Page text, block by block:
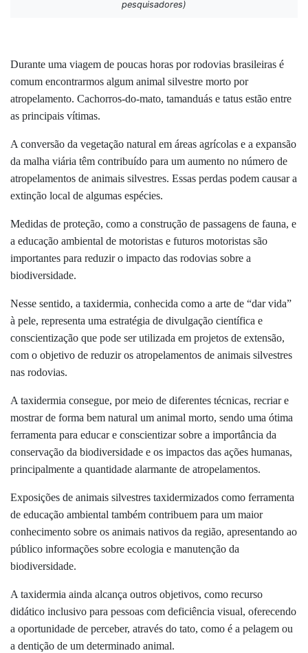
pesquisadores)
Durante uma viagem de poucas horas por rodovias brasileiras é
comum encontrarmos algum animal silvestre morto por
atropelamento. Cachorros-do-mato, tamanduás e tatus estão entre
as principais vítimas.
A conversão da vegetação natural em áreas agrícolas e a expansão
da malha viária têm contribuído para um aumento no número de
atropelamentos de animais silvestres. Essas perdas podem causar a
extinção local de algumas espécies.
Medidas de proteção, como a construção de passagens de fauna, e
a educação ambiental de motoristas e futuros motoristas são
importantes para reduzir o impacto das rodovias sobre a
biodiversidade.
Nesse sentido, a taxidermia, conhecida como a arte de “dar vida”
à pele, representa uma estratégia de divulgação científica e
conscientização que pode ser utilizada em projetos de extensão,
com o objetivo de reduzir os atropelamentos de animais silvestres
nas rodovias.
A taxidermia consegue, por meio de diferentes técnicas, recriar e
mostrar de forma bem natural um animal morto, sendo uma ótima
ferramenta para educar e conscientizar sobre a importância da
conservação da biodiversidade e os impactos das ações humanas,
principalmente a quantidade alarmante de atropelamentos.
Exposições de animais silvestres taxidermizados como ferramenta
de educação ambiental também contribuem para um maior
conhecimento sobre os animais nativos da região, apresentando ao
público informações sobre ecologia e manutenção da
biodiversidade.
A taxidermia ainda alcança outros objetivos, como recurso
didático inclusivo para pessoas com deficiência visual, oferecendo
a oportunidade de perceber, através do tato, como é a pelagem ou
a dentição de um determinado animal.